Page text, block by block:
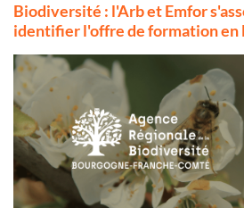
Biodiversité : l'Arb et Emfor
identifier l'offre de formation en